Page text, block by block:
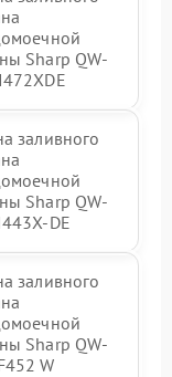
Sharp QW-
заливного
Sharp QW-
DE
заливного
Sharp QW-
W